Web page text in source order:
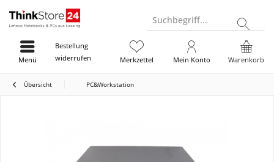
Suchbegriff...
Bestellung
widerrufen
Warenkorb
Merkzettel Mein Konto
Menü
Übersicht PC&Workstation